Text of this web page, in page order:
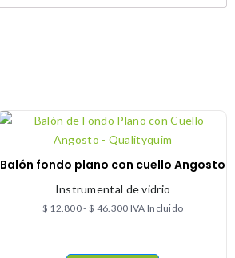
Balón fondo plano con cuello Angosto
Instrumental de vidrio
$ 12.800- $ 46.300 IVA Incluido